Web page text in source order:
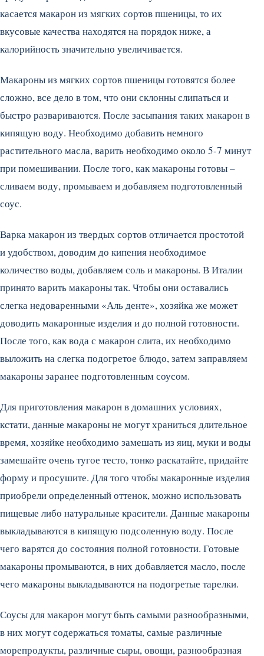
касается макарон из мягких сортов пшеницы, то их
вкусовые качества находятся на порядок ниже, а
калорийность значительно увеличивается.
Макароны из мягких сортов пшеницы готовятся более
сложно, все дело в том, что они склонны слипаться и
быстро развариваются. После засыпания таких макарон в
кипящую воду. Необходимо добавить немного
растительного масла, варить необходимо около 5-7 минут
при помешивании. После того, как макароны готовы –
сливаем воду, промываем и добавляем подготовленный
соус.
Варка макарон из твердых сортов отличается простотой
и удобством, доводим до кипения необходимое
количество воды, добавляем соль и макароны. В Италии
принято варить макароны так. Чтобы они оставались
слегка недоваренными «Аль денте», хозяйка же может
доводить макаронные изделия и до полной готовности.
После того, как вода с макарон слита, их необходимо
выложить на слегка подогретое блюдо, затем заправляем
макароны заранее подготовленным соусом.
Для приготовления макарон в домашних условиях,
кстати, данные макароны не могут храниться длительное
время, хозяйке необходимо замешать из яиц, муки и воды
замешайте очень тугое тесто, тонко раскатайте, придайте
форму и просушите. Для того чтобы макаронные изделия
приобрели определенный оттенок, можно использовать
пищевые либо натуральные красители. Данные макароны
выкладываются в кипящую подсоленную воду. После
чего варятся до состояния полной готовности. Готовые
макароны промываются, в них добавляется масло, после
чего макароны выкладываются на подогретые тарелки.
Соусы для макарон могут быть самыми разнообразными,
в них могут содержаться томаты, самые различные
морепродукты, различные сыры, овощи, разнообразная